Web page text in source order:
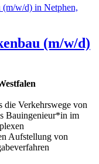
(m/w/d)
die Verkehrswege von
Bauingenieur*in im
Aufstellung von